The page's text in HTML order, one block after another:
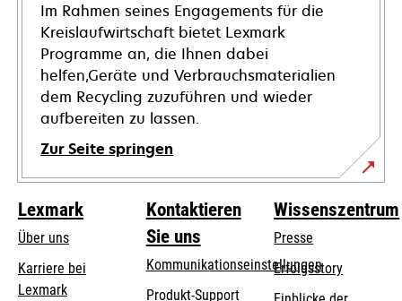
Im Rahmen seines Engagements für die
Kreislaufwirtschaft bietet Lexmark
Programme an, die Ihnen dabei
helfen,Geräte und Verbrauchsmaterialien
dem Recycling zuzuführen und wieder
aufbereiten zu lassen.
Zur Seite springen
Lexmark
Über uns
Karriere bei
Lexmark
Kontaktieren
Sie uns
Kommunikationseinstellungen
wird
Produkt-Supportwird
Wissenszentrum
Presse
Erfolgsstory